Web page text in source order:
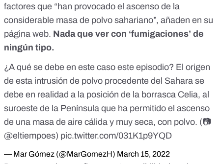
factores que “han provocado el ascenso de la
considerable masa de polvo sahariano”, añaden en su
página web. Nada que ver con ‘fumigaciones’ de
ningún tipo.
¿A qué se debe en este caso este episodio? El origen
de esta intrusión de polvo procedente del Sahara se
debe en realidad a la posición de la borrasca Celia, al
suroeste de la Península que ha permitido el ascenso
de una masa de aire cálida y muy seca, con polvo. (📷
@eltiempoes) pic.twitter.com/031K1p9YQD
— Mar Gómez (@MarGomezH) March 15, 2022